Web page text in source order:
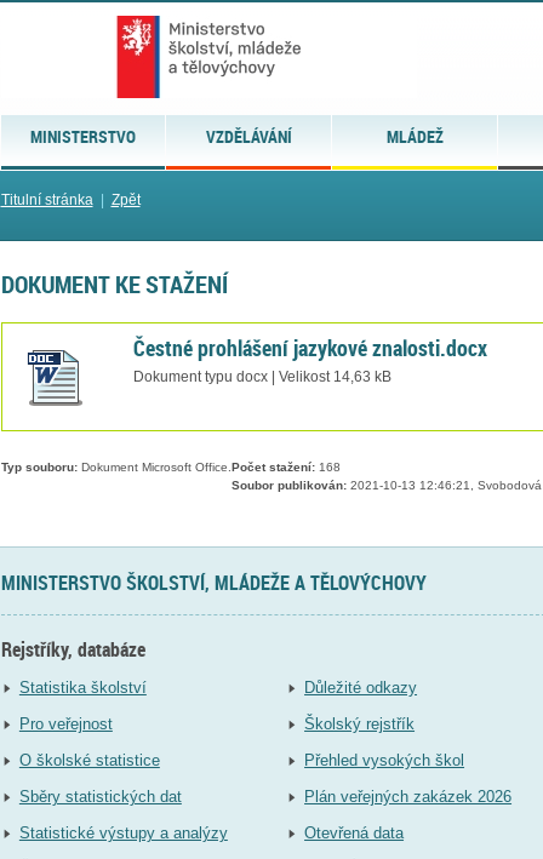
MINISTERSTVO VZDĚLÁVÁNÍ MLÁDEŽ
Titulní stránka| Zpět
DOKUMENT KE STAŽENÍ
Čestné prohlášení jazykové znalosti.docx
Dokument typu docx | Velikost 14,63 kB
Typ souboru:Dokument Microsoft Office. Počet stažení:168
Soubor publikován:2021-10-13 12:46:21, Svobodová
MINISTERSTVO ŠKOLSTVÍ, MLÁDEŽE A TĚLOVÝCHOVY
Rejstříky, databáze
Statistika školství
Pro veřejnost
O školské statistice
Sběry statistických dat
Statistické výstupy a analýzy
Důležité odkazy
Školský rejstřík
Přehled vysokých škol
Plán veřejných zakázek 2026
Otevřená data